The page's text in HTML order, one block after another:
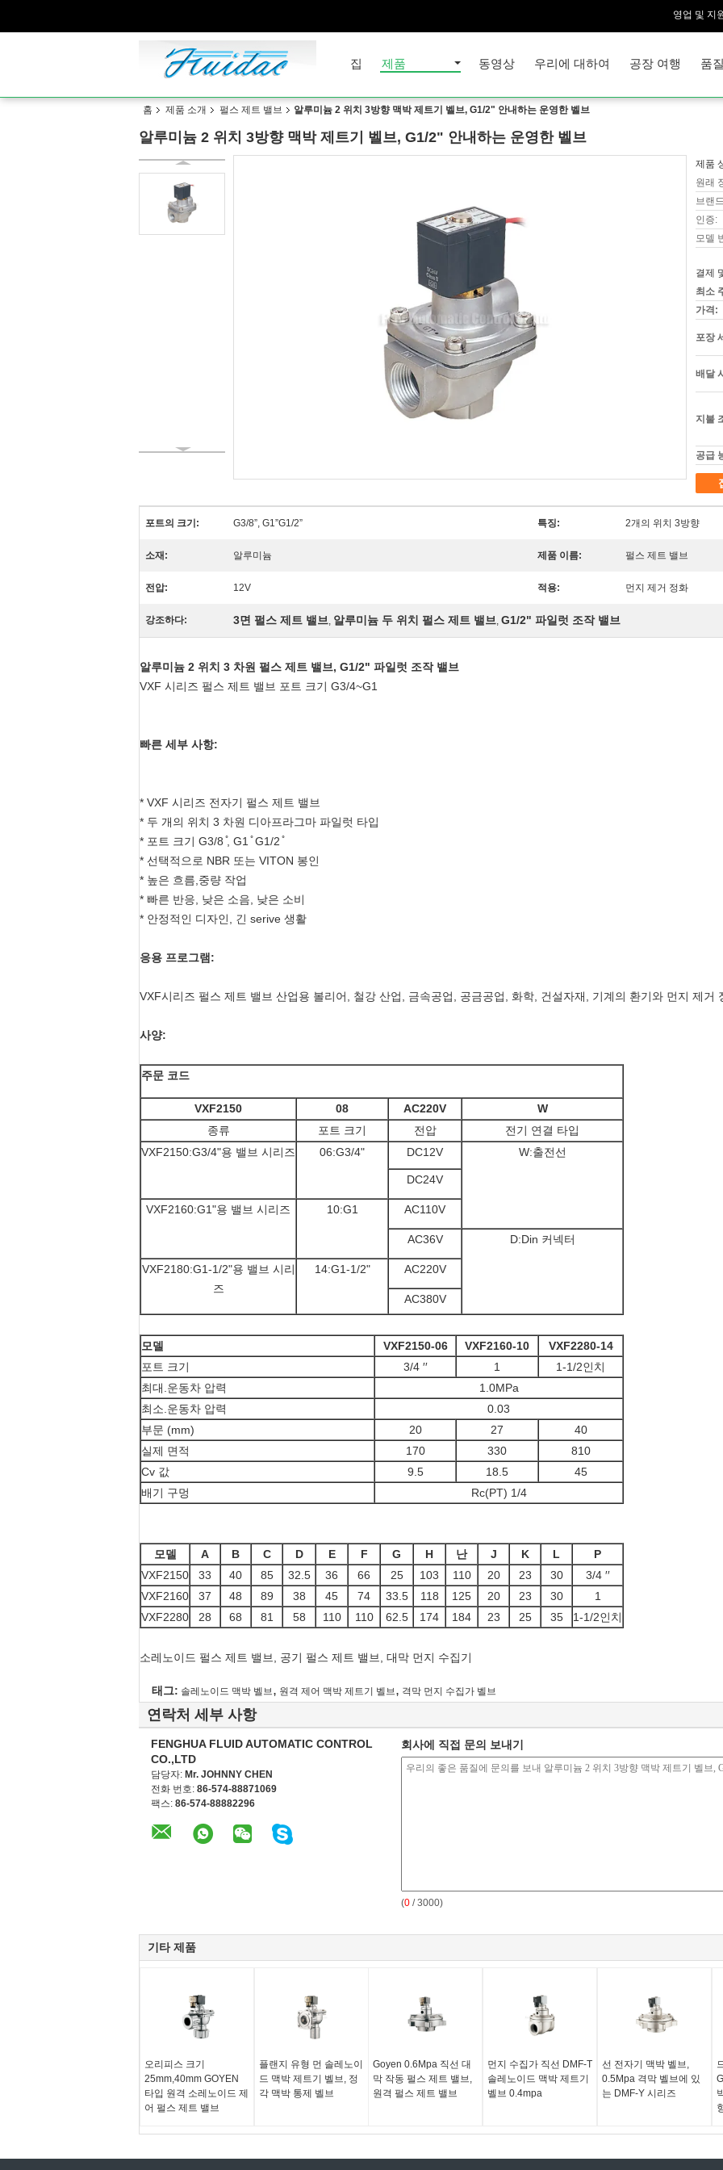
영업 및 지
집 제품 동영상 우리에 대하여 공장 여행 품
홈 제품 소개 펄스 제트 밸브 알루미늄 2 위치 3방향 맥박 제트기 벨브, G1/2" 안내하는 운영한 벨브
알루미늄 2 위치 3방향 맥박 제트기 벨브, G1/2" 안내하는 운영한 벨브
제품
원래
브랜
인증:
모델
결제
최소
가격:
포장
배달
지불
공급
포트의 크기: G3/8”, G1”G1/2” 특징: 2개의 위치 3방향
소재: 알루미늄 제품 이름: 펄스 제트 밸브
전압: 12V 적용: 먼지 제거 정화
강조하다: 3면 펄스 제트 밸브, 알루미늄 두 위치 펄스 제트 밸브, G1/2" 파일럿 조작 밸브
알루미늄 2 위치 3 차원 펄스 제트 밸브, G1/2" 파일럿 조작 밸브
VXF 시리즈 펄스 제트 밸브 포트 크기 G3/4~G1
빠른 세부 사항:
* VXF 시리즈 전자기 펄스 제트 밸브
* 두 개의 위치 3 차원 디아프라그마 파일럿 타입
* 포트 크기 G3/8 ̊, G1 ̊ G1/2 ̊
* 선택적으로 NBR 또는 VITON 봉인
* 높은 흐름,중량 작업
* 빠른 반응, 낮은 소음, 낮은 소비
* 안정적인 디자인, 긴 serive 생활
응용 프로그램:
VXF시리즈 펄스 제트 밸브 산업용 볼리어, 철강 산업, 금속공업, 공금공업, 화학, 건설자재, 기계의 환기와 먼지 제거
사양:
주문 코드
VXF2150 08 AC220V
W
종류
포트 크기 전압
전기 연결 타입
VXF2150:G3/4"용 밸브 시리즈
06:G3/4" DC12V W:출전선
DC24V
VXF2160:G1"용 밸브 시리즈 10:G1 AC110V
AC36V D:Din 커넥터
VXF2180:G1-1/2"용 밸브 시리
즈
14:G1-1/2" AC220V
AC380V
모델 VXF2150-06 VXF2160-10
VXF2280-14
포트 크기
3/4 ′′ 1
1-1/2인치
최대.운동차 압력
1.0MPa
최소.운동차 압력
0.03
부문 (mm)
20 27
40
실제 면적
170 330
810
Cv 값
9.5 18.5
45
배기 구멍
Rc(PT) 1/4
모델 A B C D E F G H 난 J K L
P
VXF2150
33 40 85 32.5 36 66 25 103 110 20 23 30
3/4 ′′
VXF2160
37 48 89 38 45 74 33.5 118 125 20 23 30
1
VXF2280
28 68 81 58 110 110 62.5 174 184 23 25 35 1-1/2인치
소레노이드 펄스 제트 밸브, 공기 펄스 제트 밸브, 대막 먼지 수집기
태그: 솔레노이드 맥박 벨브, 원격 제어 맥박 제트기 벨브, 격막 먼지 수집가 벨브
연락처 세부 사항
FENGHUA FLUID AUTOMATIC CONTROL
CO.,LTD
담당자: Mr. JOHNNY CHEN
전화 번호: 86-574-88871069
팩스: 86-574-88882296
회사에 직접 문의 보내기
(0 / 3000)
기타 제품
오리피스 크기
25mm,40mm GOYEN
타입 원격 소레노이드 제
어 펄스 제트 밸브
플랜지 유형 먼 솔레노이
드 맥박 제트기 벨브, 정
각 맥박 통제 벨브
Goyen 0.6Mpa 직선 대
막 작동 펄스 제트 밸브,
원격 펄스 제트 밸브
먼지 수집가 직선 DMF-T
솔레노이드 맥박 제트기
벨브 0.4mpa
선 전자기 맥박 벨브,
0.5Mpa 격막 벨브에 있
는 DMF-Y 시리즈